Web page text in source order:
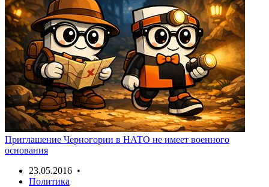
Приглашение Черногории в НАТО не имеет военного
основания
23.05.2016 •
Политика